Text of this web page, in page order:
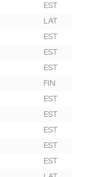
EST
LAT
EST
EST
EST
FIN
EST
EST
EST
EST
EST